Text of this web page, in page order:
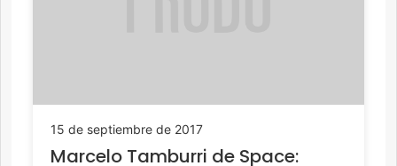
15 de septiembre de 2017
Marcelo Tamburri de Space: